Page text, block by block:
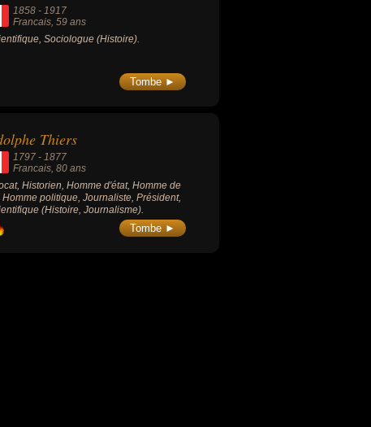
1858 -1917
Francais, 59 ans
Sociologue (Histoire).
Tombe ►
Thiers
1797 -1877
Francais, 80 ans
Historien, Homme d'état, Homme de
Homme politique, Journaliste, Président,
(Histoire, Journalisme).
Tombe ►